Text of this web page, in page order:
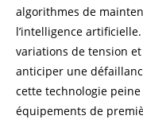
algorithmes de
l’intelligence
variations de tension
anticiper une
cette technologie
équipements de